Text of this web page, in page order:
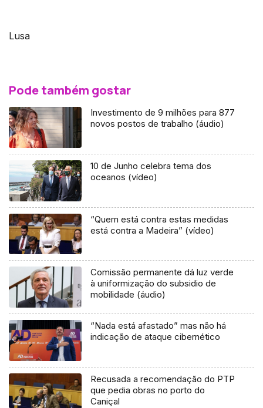
Lusa
Pode também gostar
Investimento de 9 milhões para 877
novos postos de trabalho (áudio)
10 de Junho celebra tema dos
oceanos (vídeo)
“Quem está contra estas medidas
está contra a Madeira” (vídeo)
Comissão permanente dá luz verde
à uniformização do subsidio de
mobilidade (áudio)
“Nada está afastado” mas não há
indicação de ataque cibernético
Recusada a recomendação do PTP
que pedia obras no porto do
Caniçal